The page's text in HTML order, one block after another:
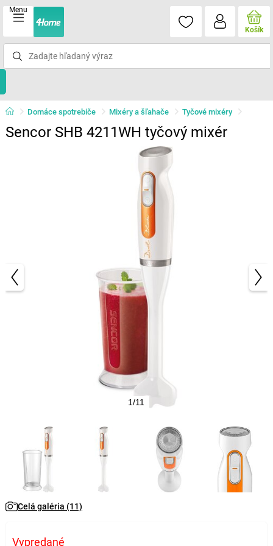
Menu
Košík
Domáce spotrebiče Mixéry a šľahače Tyčové mixéry
Sencor SHB 4211WH tyčový mixér
1/11
Celá galéria (11)
Vypredané